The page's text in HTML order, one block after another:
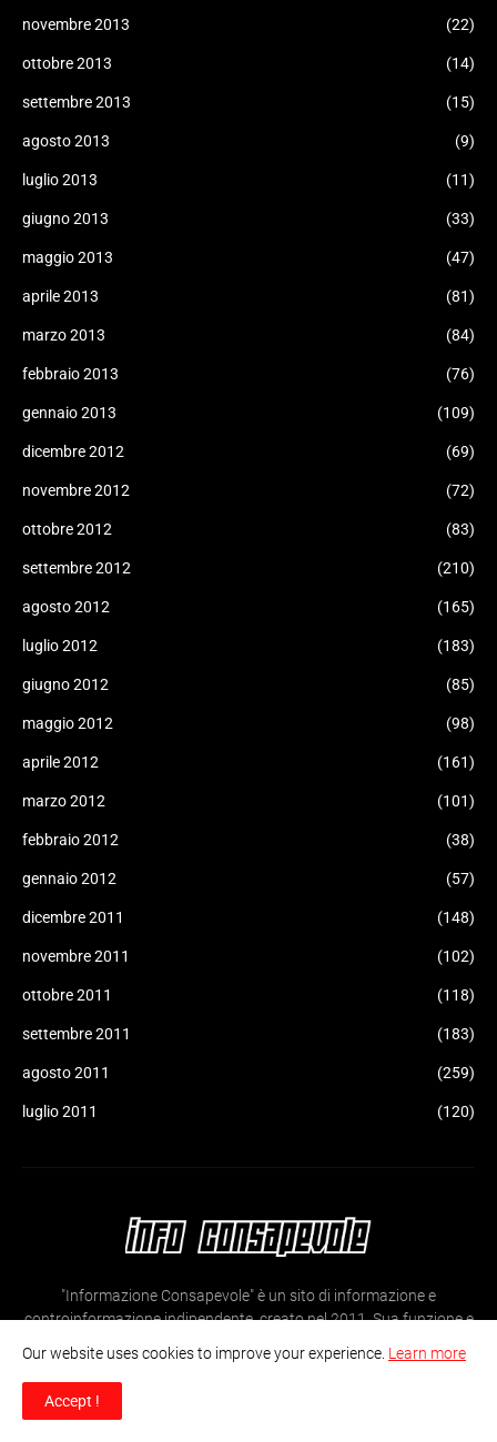
novembre 2013 (22)
ottobre 2013 (14)
settembre 2013 (15)
agosto 2013 (9)
luglio 2013 (11)
giugno 2013 (33)
maggio 2013 (47)
aprile 2013 (81)
marzo 2013 (84)
febbraio 2013 (76)
gennaio 2013 (109)
dicembre 2012 (69)
novembre 2012 (72)
ottobre 2012 (83)
settembre 2012 (210)
agosto 2012 (165)
luglio 2012 (183)
giugno 2012 (85)
maggio 2012 (98)
aprile 2012 (161)
marzo 2012 (101)
febbraio 2012 (38)
gennaio 2012 (57)
dicembre 2011 (148)
novembre 2011 (102)
ottobre 2011 (118)
settembre 2011 (183)
agosto 2011 (259)
luglio 2011 (120)
"Informazione Consapevole" è un sito di informazione e
controinformazione indipendente, creato nel 2011. Sua funzione e
un'informazione che sia il più possibile libera e indipendente su
varie tematiche di interesse nazionale e internazionale.
Our website uses cookies to improve your experience. Learn more
Accept !